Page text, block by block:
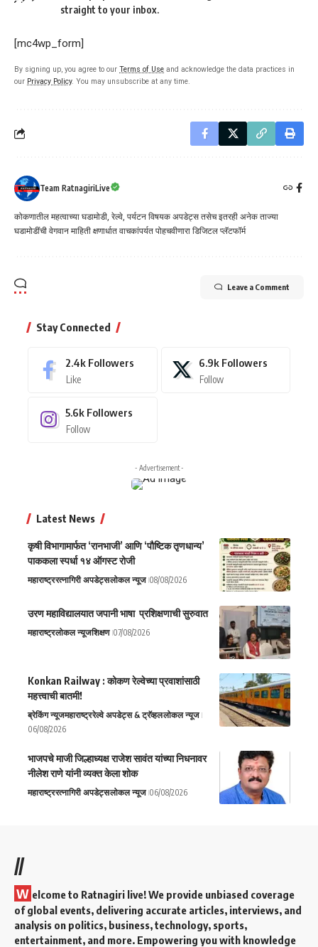
straight to your inbox.
[mc4wp_form]
By signing up, you agree to our Terms of Use and acknowledge the data practices in
our Privacy Policy. You may unsubscribe at any time.
Team RatnagiriLive
कोकणातील महत्वाच्या घडामोडी, रेल्वे, पर्यटन विषयक अपडेट्स तसेच इतरही अनेक ताज्या
घडामोडींची वेगवान माहिती क्षणार्धात वाचकांपर्यत पोहचवीणारा डिजिटल प्लॅटफॉर्म
Leave a Comment
Stay Connected
2.4k Followers
Like
6.9k Followers
Follow
5.6k Followers
Follow
- Advertisement -
Latest News
कृषी विभागामार्फत ‘रानभाजी’ आणि ‘पौष्टिक तृणधान्य’
पाककला स्पर्धा १४ ऑगस्ट रोजी
महाराष्ट्ररत्नागिरी अपडेट्सलोकल न्यूज 08/08/2026
उरण महाविद्यालयात जपानी भाषा प्रशिक्षणाची सुरुवात
महाराष्ट्रलोकल न्यूजशिक्षण 07/08/2026
Konkan Railway : कोकण रेल्वेच्या प्रवाशांसाठी
महत्त्वाची बातमी!
ब्रेकिंग न्यूजमहाराष्ट्ररेल्वे अपडेट्स & ट्रॅव्हललोकल न्यूज
06/08/2026
भाजपचे माजी जिल्हाध्यक्ष राजेश सावंत यांच्या निधनावर
नीलेश राणे यांनी व्यक्त केला शोक
महाराष्ट्ररत्नागिरी अपडेट्सलोकल न्यूज 06/08/2026
//
W elcome to Ratnagiri live! We provide unbiased coverage
of global events, delivering accurate articles, interviews, and
analysis on politics, business, technology, sports,
entertainment, and more. Empowering you with knowledge